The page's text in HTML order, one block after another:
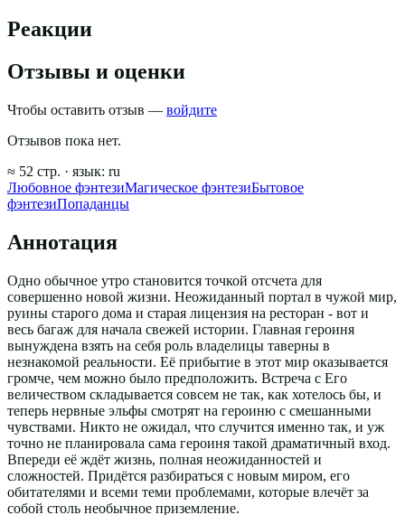
Реакции
Отзывы и оценки
Чтобы оставить отзыв — войдите
Отзывов пока нет.
≈ 52 стр. · язык: ru
Любовное фэнтезиМагическое фэнтезиБытовое
фэнтезиПопаданцы
Аннотация
Одно обычное утро становится точкой отсчета для
совершенно новой жизни. Неожиданный портал в чужой мир,
руины старого дома и старая лицензия на ресторан - вот и
весь багаж для начала свежей истории. Главная героиня
вынуждена взять на себя роль владелицы таверны в
незнакомой реальности. Её прибытие в этот мир оказывается
громче, чем можно было предположить. Встреча с Его
величеством складывается совсем не так, как хотелось бы, и
теперь нервные эльфы смотрят на героиню с смешанными
чувствами. Никто не ожидал, что случится именно так, и уж
точно не планировала сама героиня такой драматичный вход.
Впереди её ждёт жизнь, полная неожиданностей и
сложностей. Придётся разбираться с новым миром, его
обитателями и всеми теми проблемами, которые влечёт за
собой столь необычное приземление.